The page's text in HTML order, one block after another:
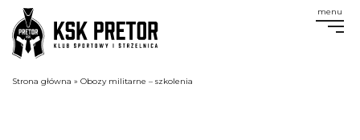
menu
Strona główna » Obozy militarne – szkolenia